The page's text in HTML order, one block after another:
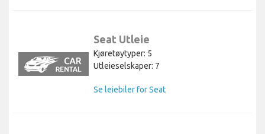
Seat Utleie
Kjøretøytyper: 5
Utleieselskaper: 7
Se leiebiler for Seat